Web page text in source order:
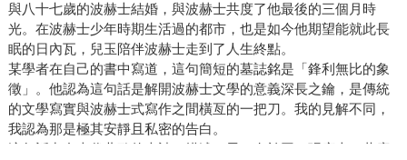
與八十七歲的波赫士結婚，與波赫士共度了他最後的三個月時
光。在波赫士少年時期生活過的都市，也是如今他期望能就此長
眠的日內瓦，兒玉陪伴波赫士走到了人生終點。
某學者在自己的書中寫道，這句簡短的墓誌銘是「鋒利無比的象
徵」。他認為這句話是解開波赫士文學的意義深長之鑰，是傳統
的文學寫實與波赫士式寫作之間橫亙的一把刀。我的見解不同，
我認為那是極其安靜且私密的告白。
這句話出自古代北歐的史詩，描述一男一女於同一張床上，共度